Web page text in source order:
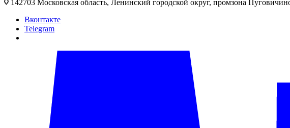
142703 Московская область, Ленинский городской округ, промзона
Вконтакте
Telegram